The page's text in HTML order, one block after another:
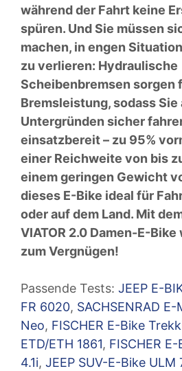
während der Fahrt keine
spüren. Und Sie müssen
machen, in engen
zu verlieren: Hydraulische
Scheibenbremsen sorgen
Bremsleistung, sodass Sie
Untergründen sicher
einsatzbereit – zu 95%
einer Reichweite von bis
einem geringen Gewicht
dieses E-Bike ideal für
oder auf dem Land. Mit
VIATOR 2.0 Damen-E-
zum Vergnügen!
Passende Tests: JEEP E-
FR 6020, SACHSENRAD
Neo, FISCHER E-Bike
ETD/ETH 1861, FISCHER
4.1i, JEEP SUV-E-Bike ULM